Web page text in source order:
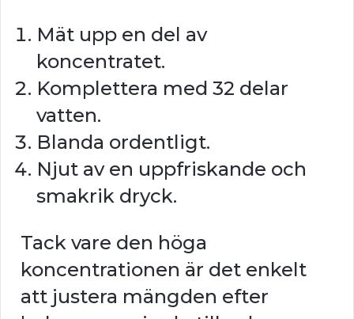
Mät upp en del av
koncentratet.
Komplettera med 32 delar
vatten.
Blanda ordentligt.
Njut av en uppfriskande och
smakrik dryck.
Tack vare den höga
koncentrationen är det enkelt
att justera mängden efter